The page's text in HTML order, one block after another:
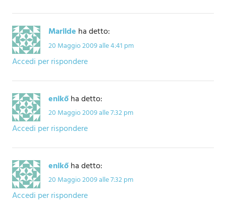
Marilde ha detto:
20 Maggio 2009 alle 4:41 pm
Accedi per rispondere
enikőha detto:
20 Maggio 2009 alle 7:32 pm
Accedi per rispondere
enikőha detto:
20 Maggio 2009 alle 7:32 pm
Accedi per rispondere